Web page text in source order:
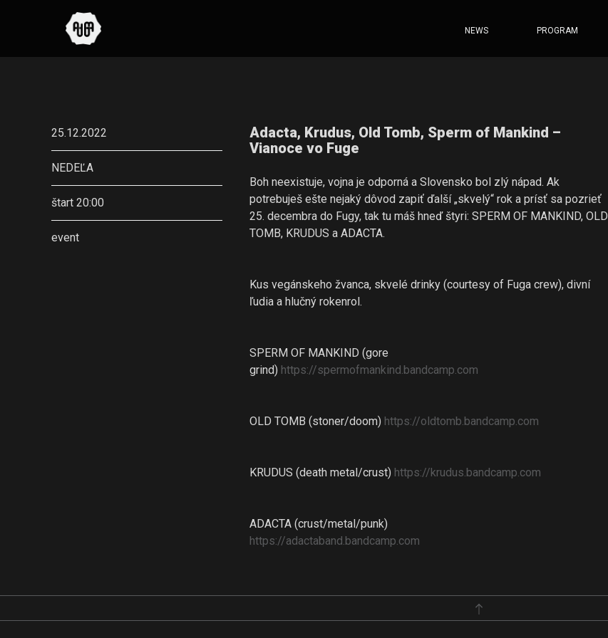
NEWS PROGRAM
25.12.2022
NEDEĽA
štart 20:00
event
Adacta, Krudus, Old Tomb, Sperm of Mankind –
Vianoce vo Fuge
Boh neexistuje, vojna je odporná a Slovensko bol zlý nápad. Ak
potrebuješ ešte nejaký dôvod zapiť ďalší „skvelý“ rok a prísť sa pozrieť
25. decembra do Fugy, tak tu máš hneď štyri: SPERM OF MANKIND, OLD
TOMB, KRUDUS a ADACTA.
Kus vegánskeho žvanca, skvelé drinky (courtesy of Fuga crew), divní
ľudia a hlučný rokenrol.
SPERM OF MANKIND (gore
grind) https://spermofmankind.bandcamp.com
OLD TOMB (stoner/doom) https://oldtomb.bandcamp.com
KRUDUS (death metal/crust) https://krudus.bandcamp.com
ADACTA (crust/metal/punk)
https://adactaband.bandcamp.com